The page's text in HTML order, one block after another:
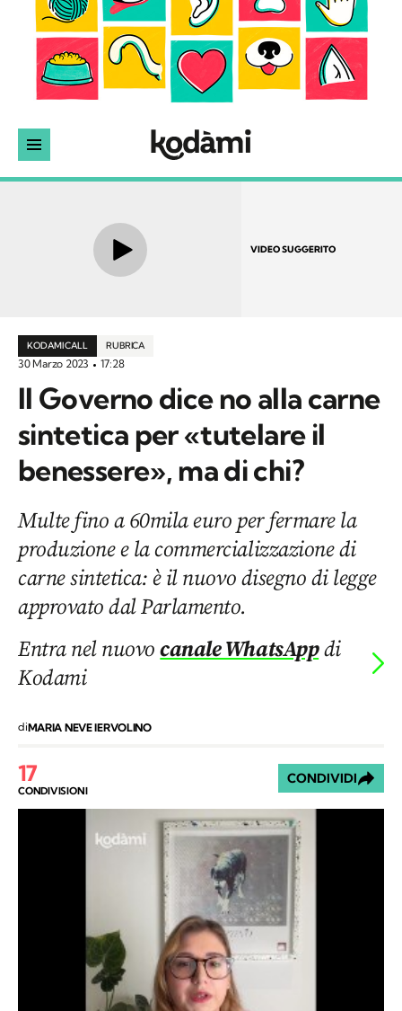
VIDEO SUGGERITO
KODAMI CALL RUBRICA
30 Marzo 2023 17:28
Il Governo dice no alla carne
sintetica per «tutelare il
benessere», ma di chi?
Multe fino a 60mila euro per fermare la
produzione e la commercializzazione di
carne sintetica: è il nuovo disegno di legge
approvato dal Parlamento.
Entra nel nuovocanale WhatsAppdi
Kodami
diMARIA NEVE IERVOLINO
17
CONDIVISIONI
CONDIVIDI